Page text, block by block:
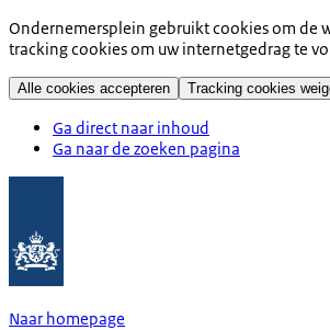
Ondernemersplein gebruikt cookies om de
tracking cookies om uw internetgedrag te
Alle cookies accepteren Tracking cookies
Ga direct naar inhoud
Ga naar de zoeken pagina
Naar homepage